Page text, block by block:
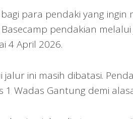
para pendaki yang ingin
pendakian
4 April 2026.
ini masih dibatasi.
Wadas Gantung demi